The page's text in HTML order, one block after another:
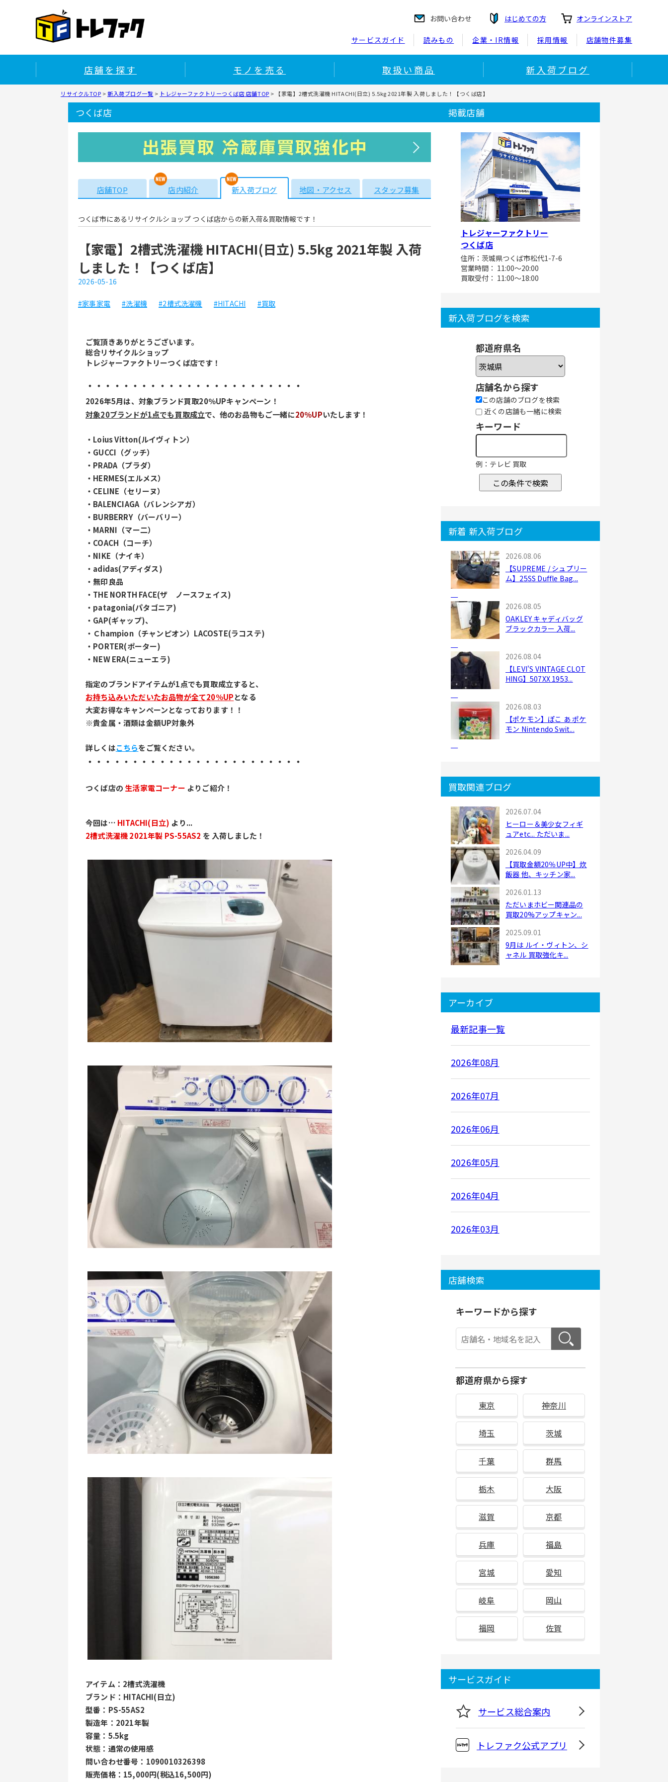
お問い合わせ はじめての方 オンラインストア
サービスガイド 読みもの 企業・IR情報 採用情報 店舗物件募集
店舗を探す モノを売る 取扱い商品 新入荷ブログ
リサイクルTOP >新入荷ブログ一覧 > トレジャーファクトリーつくば店 店舗TOP > 【家電】2槽式洗濯機 HITACHI(日立) 5.5kg 2021年製 入荷しました！【つくば店】
つくば店
店舗TOP 店内紹介 新入荷ブログ 地図・アクセス スタッフ募集
つくば市にあるリサイクルショップ つくば店からの新入荷&買取情報です！
【家電】2槽式洗濯機 HITACHI(日立) 5.5kg 2021年製 入荷
しました！【つくば店】
2026-05-16
#家事家電 #洗濯機 #2槽式洗濯機 #HITACHI #買取
ご覧頂きありがとうございます。
総合リサイクルショップ
トレジャーファクトリーつくば店です！
・・・・・・・・・・・・・・・・・・・・・・・・
2026年5月は、対象ブランド買取20％UPキャンペーン！
対象20ブランドが1点でも買取成立で、他のお品物もご一緒に20％UPいたします！
・Loius Vitton(ルイヴィトン）
・GUCCI（グッチ）
・PRADA（プラダ）
・HERMES(エルメス）
・CELINE（セリーヌ）
・BALENCIAGA（バレンシアガ）
・BURBERRY（バーバリー）
・MARNI（マー二）
・COACH（コーチ）
・NIKE（ナイキ）
・adidas(アディダス)
・無印良品
・THE NORTH FACE(ザ　ノースフェイス)
・patagonia(パタゴニア)
・GAP(ギャップ)、
・Ｃhampion（チャンピオン）LACOSTE(ラコステ)
・PORTER(ポーター)
・NEW ERA(ニューエラ)
﻿指定のブランドアイテムが1点でも買取成立すると、
お持ち込みいただいたお品物が全て20％UPとなる
大変お得なキャンペーンとなっております！！
※貴金属・酒類は金額UP対象外
詳しくはこちらをご覧ください。
・・・・・・・・・・・・・・・・・・・・・・・・
つくば店の 生活家電コーナー よりご紹介！
今回は… HITACHI(日立) より...
2槽式洗濯機 2021年製 PS-55AS2 を 入荷しました！
アイテム：2槽式洗濯機
ブランド：HITACHI(日立)
型番：PS-55AS2
製造年：2021年製
容量：5.5kg
状態：通常の使用感
問い合わせ番号：1090010326398
販売価格：15,000円(税込16,500円)
掲載店舗
トレジャーファクトリー
つくば店
住所：茨城県つくば市松代1-7-6
営業時間： 11:00～20:00
買取受付： 11:00～18:00
新入荷ブログを検索
都道府県名
店舗名から探す
この店舗のブログを検索
近くの店舗も一緒に検索
キーワード
例：テレビ 買取
この条件で検索
新着 新入荷ブログ
2026.08.06
【SUPREME / シュプリー
ム】25SS Duffle Bag...
2026.08.05
OAKLEY キャディバッグ
ブラックカラー 入荷...
2026.08.04
【LEVI'S VINTAGE CLOT
HING】507XX 1953...
2026.08.03
【ポケモン】ぽこ あ ポケ
モン Nintendo Swit...
買取関連ブログ
2026.07.04
ヒーロー＆美少女フィギ
ュアetc... ただいま...
2026.04.09
【買取金額20％UP中】炊
飯器 他、キッチン家...
2026.01.13
ただいまホビー関連品の
買取20%アップキャン...
2025.09.01
9月は ルイ・ヴィトン、シ
ャネル 買取強化キ...
アーカイブ
最新記事一覧
2026年08月
2026年07月
2026年06月
2026年05月
2026年04月
2026年03月
店舗検索
キーワードから探す
都道府県から探す
東京 神奈川
埼玉 茨城
千葉 群馬
栃木 大阪
滋賀 京都
兵庫 福島
宮城 愛知
岐阜 岡山
福岡 佐賀
サービスガイド
サービス総合案内
トレファク公式アプリ